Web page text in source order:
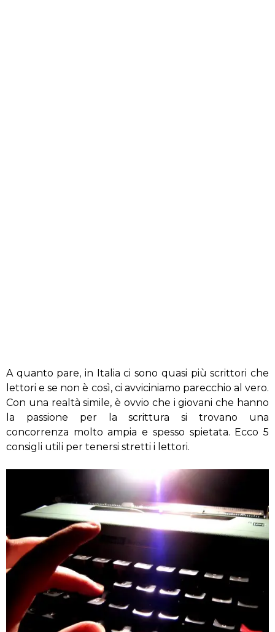
A quanto pare, in Italia ci sono quasi più scrittori che
lettori e se non è così, ci avviciniamo parecchio al vero.
Con una realtà simile, è ovvio che i giovani che hanno
la passione per la scrittura si trovano una
concorrenza molto ampia e spesso spietata. Ecco 5
consigli utili per tenersi stretti i lettori.